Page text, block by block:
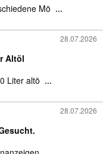
Mö ...
28.07.2026
Altöl
Liter altö ...
28.07.2026